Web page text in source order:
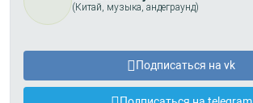
(Китай, музыка, андеграунд)
Подписаться на vk